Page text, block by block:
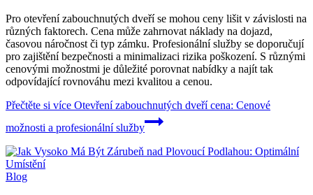
Pro otevření zabouchnutých dveří se mohou ceny lišit v závislosti na
různých faktorech. Cena může zahrnovat náklady na dojazd,
časovou náročnost či typ zámku. Profesionální služby se doporučují
pro zajištění bezpečnosti a minimalizaci rizika poškození. S různými
cenovými možnostmi je důležité porovnat nabídky a najít tak
odpovídající rovnováhu mezi kvalitou a cenou.
Přečtěte si více Otevření zabouchnutých dveří cena: Cenové
možnosti a profesionální služby
Blog